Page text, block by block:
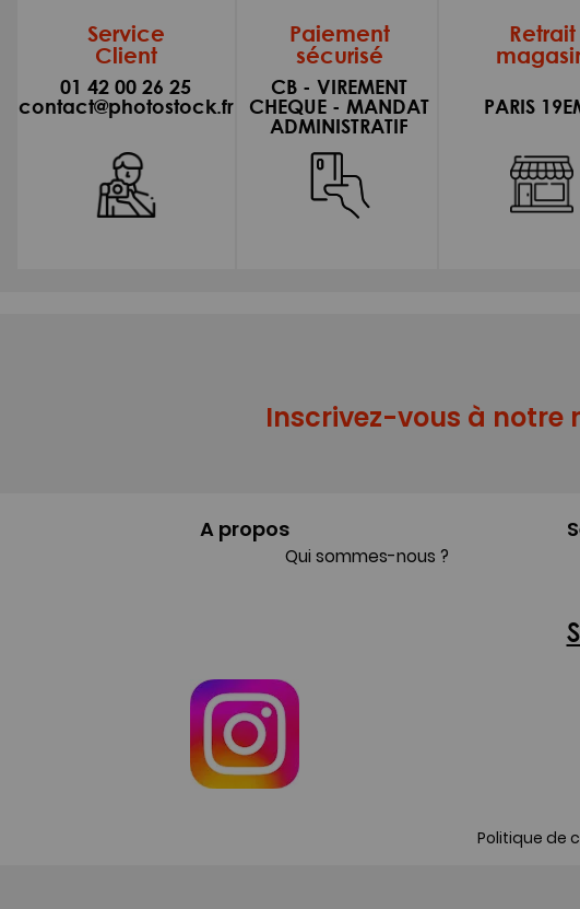
Service
Client
01 42 00 26 25
contact@photostock.fr
Paiement
sécurisé
CB - VIREMENT
CHEQUE - MANDAT
ADMINISTRATIF
Retrait
PARIS
Inscrivez-vous à notre
A propos
Qui sommes-nous ?
Politique de